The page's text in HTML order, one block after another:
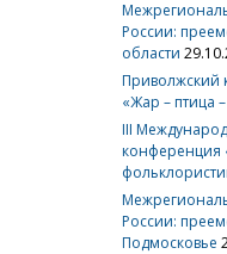
России:
области
Приволжский
«Жар – птица
III
конференция
России:
Подмосковье